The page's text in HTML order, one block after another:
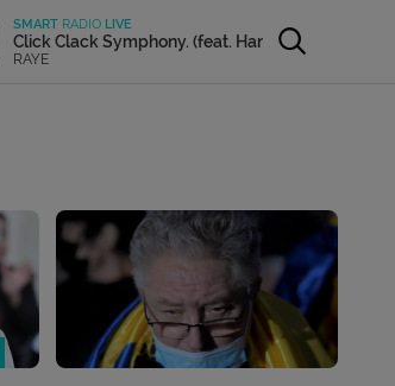
SMART RADIO LIVE
Click Clack Symphony. (feat. Hans Zimmer)
RAYE